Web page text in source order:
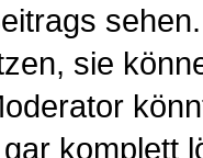
sie
komplett